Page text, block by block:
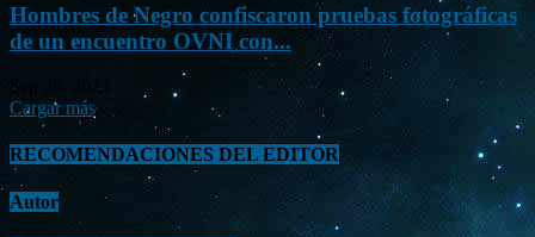
Hombres de Negro confiscaron pruebas fotográficas
de un encuentro OVNI con...
Sep 26, 2023
Cargar más
RECOMENDACIONES DEL EDITOR
Autor